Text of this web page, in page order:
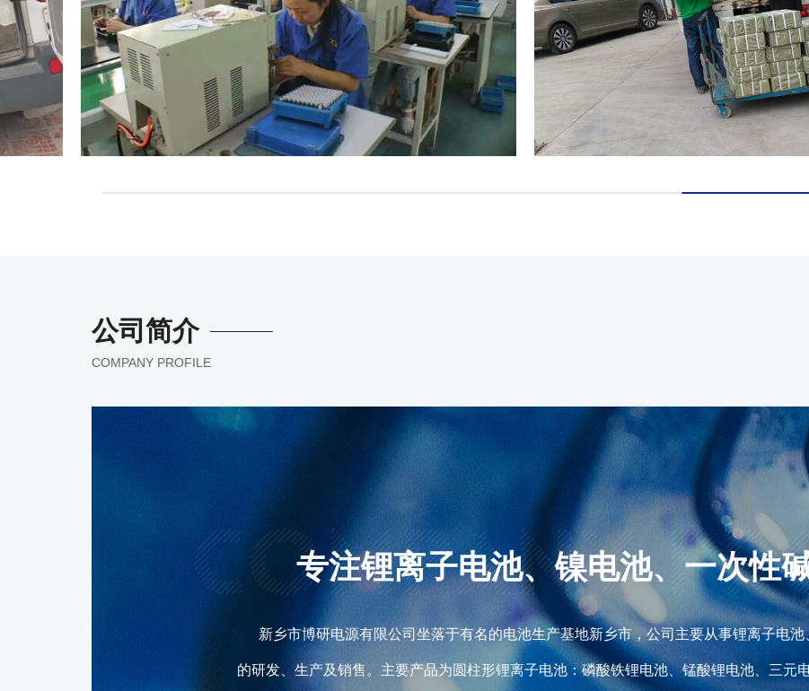
公司简介
COMPANY PROFILE
专注锂离子电池、镍电池、一次性
新乡市博研电源有限公司坐落于有名的电池生产基地新乡市，公司主要从事锂离子电池
的研发、生产及销售。主要产品为圆柱形锂离子电池：磷酸铁锂电池、锰酸锂电池、三元